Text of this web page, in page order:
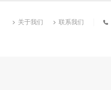
关于我们 联系我们